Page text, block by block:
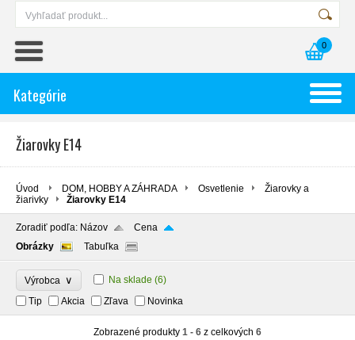
0
Kategórie
Žiarovky E14
Úvod DOM, HOBBY A ZÁHRADA Osvetlenie
Žiarovky a
žiarivky
Žiarovky E14
Zoradiť podľa: Názov
Cena
Obrázky
Tabuľka
Výrobca ∨ Na sklade (6)
Tip
Akcia Zľava Novinka
Zobrazené produkty 1 - 6 z celkových 6